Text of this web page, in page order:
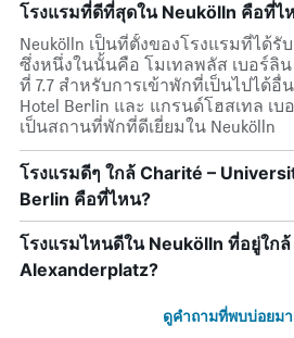
โรงแรมที่ดีที่สุดใน Neukölln คือที่ไ
Neukölln เป็นที่ตั้งของโรงแรมที่ได้
ซึ่งหนึ่งในนั้นคือ โมเทลพลัส เบอร์ลิ
ที่ 7.7 สำหรับการเข้าพักที่เป็นไปได้อื่
Hotel Berlin และ แกรนด์โฮสเทล เบ
เป็นสถานที่พักที่ดีเยี่ยมใน Neukölln
โรงแรมดีๆ ใกล้ Charité –
Berlin คือที่ไหน?
โรงแรมไหนดีใน Neukölln ที่อยู่ใกล้
Alexanderplatz?
ดูคำถามที่พบบ่อยม